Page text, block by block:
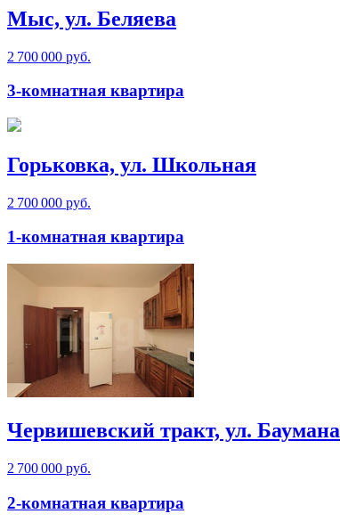
Мыс, ул. Беляева
2 700 000 руб.
3-комнатная квартира
Горьковка, ул. Школьная
2 700 000 руб.
1-комнатная квартира
Червишевский тракт, ул. Баумана
2 700 000 руб.
2-комнатная квартира